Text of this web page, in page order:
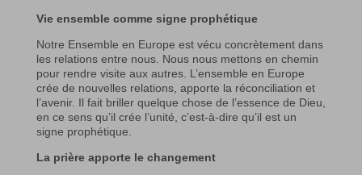
Vie ensemble comme signe prophétique
Notre Ensemble en Europe est vécu concrètement dans
les relations entre nous. Nous nous mettons en chemin
pour rendre visite aux autres. L’ensemble en Europe
crée de nouvelles relations, apporte la réconciliation et
l’avenir. Il fait briller quelque chose de l’essence de Dieu,
en ce sens qu’il crée l’unité, c’est-à-dire qu’il est un
signe prophétique.
La prière apporte le changement